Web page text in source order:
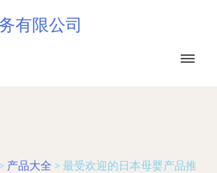
有限公司
> 产品大全 > 最受欢迎的日本母婴产品推